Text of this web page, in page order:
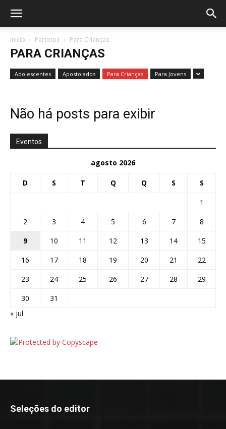
Início Participe Para Crianças
PARA CRIANÇAS
Adolescentes Apostolados Para Crianças Para Jovens
Não há posts para exibir
Eventos
agosto 2026
D S T Q Q S S
1
2
3 4 5 6 7
8
9
10 11 12 13 14
15
16
17 18 19 20 21
22
23
24 25 26 27 28
29
30
31
« jul
Seleções do editor